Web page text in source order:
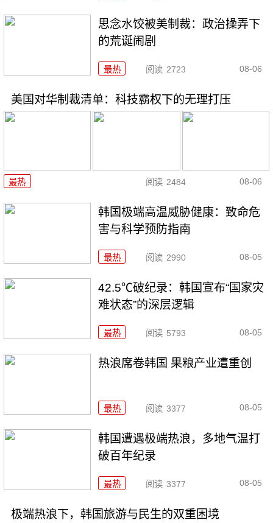
思念水饺被美制裁：政治操弄下
的荒诞闹剧
最热 阅读 2723 08-06
美国对华制裁清单：科技霸权下的无理打压
最热 阅读 2484 08-06
韩国极端高温威胁健康：致命危
害与科学预防指南
最热 阅读 2990 08-05
42.5℃破纪录：韩国宣布“国家灾
难状态”的深层逻辑
最热 阅读 5793 08-05
热浪席卷韩国 果粮产业遭重创
最热 阅读 3377 08-05
韩国遭遇极端热浪，多地气温打
破百年纪录
最热 阅读 3377 08-05
极端热浪下，韩国旅游与民生的双重困境